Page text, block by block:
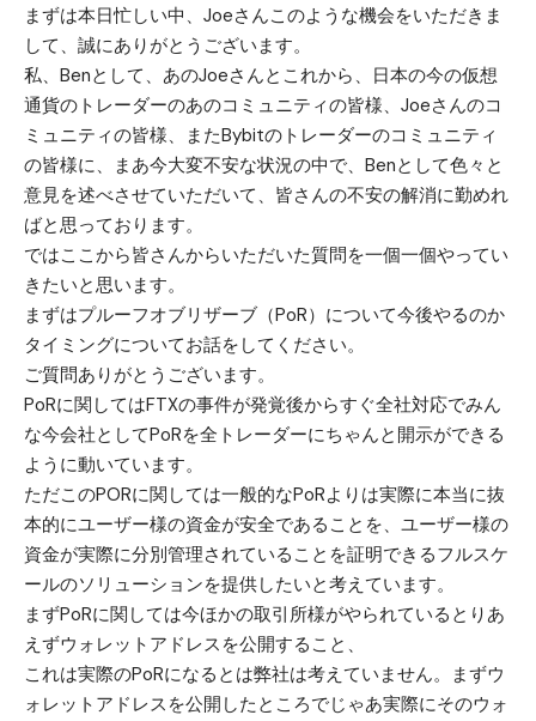
まずは本日忙しい中、Joeさんこのような機会をいただきま
して、誠にありがとうございます。
私、Benとして、あのJoeさんとこれから、日本の今の仮想
通貨のトレーダーのあのコミュニティの皆様、Joeさんのコ
ミュニティの皆様、またBybitのトレーダーのコミュニティ
の皆様に、まあ今大変不安な状況の中で、Benとして色々と
意見を述べさせていただいて、皆さんの不安の解消に勤めれ
ばと思っております。
ではここから皆さんからいただいた質問を一個一個やってい
きたいと思います。
まずはプルーフオブリザーブ（PoR）について今後やるのか
タイミングについてお話をしてください。
ご質問ありがとうございます。
PoRに関してはFTXの事件が発覚後からすぐ全社対応でみん
な今会社としてPoRを全トレーダーにちゃんと開示ができる
ように動いています。
ただこのPORに関しては一般的なPoRよりは実際に本当に抜
本的にユーザー様の資金が安全であることを、ユーザー様の
資金が実際に分別管理されていることを証明できるフルスケ
ールのソリューションを提供したいと考えています。
まずPoRに関しては今ほかの取引所様がやられているとりあ
えずウォレットアドレスを公開すること、
これは実際のPoRになるとは弊社は考えていません。まずウ
ォレットアドレスを公開したところでじゃあ実際にそのウォ